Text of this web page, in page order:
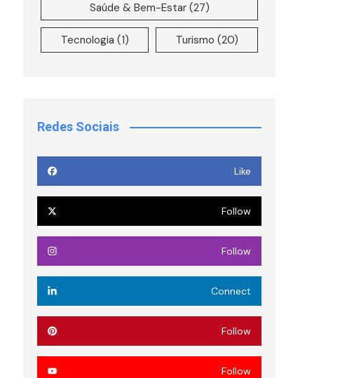
Saúde & Bem-Estar(27)
Tecnologia (1) Turismo (20)
Redes Sociais
Like
Follow
Follow
Connect
Follow
Follow